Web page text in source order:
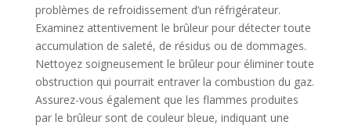
problèmes de refroidissement d’un réfrigérateur.
Examinez attentivement le brûleur pour détecter toute
accumulation de saleté, de résidus ou de dommages.
Nettoyez soigneusement le brûleur pour éliminer toute
obstruction qui pourrait entraver la combustion du gaz.
Assurez-vous également que les flammes produites
par le brûleur sont de couleur bleue, indiquant une